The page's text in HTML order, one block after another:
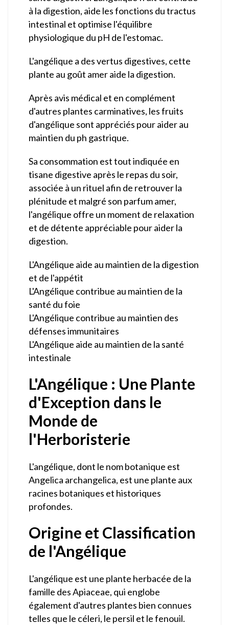
à la digestion, aide les fonctions du tractus
intestinal et optimise l'équilibre
physiologique du pH de l'estomac.
L'angélique a des vertus digestives, cette
plante au goût amer aide la digestion.
Après avis médical et en complément
d'autres plantes carminatives, les fruits
d'angélique sont appréciés pour aider au
maintien du ph gastrique.
Sa consommation est tout indiquée en
tisane digestive après le repas du soir,
associée à un rituel afin de retrouver la
plénitude et malgré son parfum amer,
l'angélique offre un moment de relaxation
et de détente appréciable pour aider la
digestion.
L'Angélique aide au maintien de la digestion
et de l'appétit
L'Angélique contribue au maintien de la
santé du foie
L'Angélique contribue au maintien des
défenses immunitaires
L'Angélique aide au maintien de la santé
intestinale
L'Angélique : Une Plante
d'Exception dans le
Monde de
l'Herboristerie
L'angélique, dont le nom botanique est
Angelica archangelica, est une plante aux
racines botaniques et historiques
profondes.
Origine et Classification
de l'Angélique
L'angélique est une plante herbacée de la
famille des Apiaceae, qui englobe
également d'autres plantes bien connues
telles que le céleri, le persil et le fenouil.